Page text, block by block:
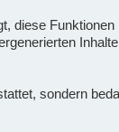
diese Funktionen
sondern